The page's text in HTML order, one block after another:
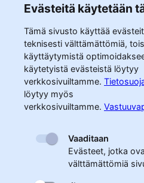
Evästeitä käytetään
Tämä sivusto käyttää
teknisesti välttämättömiä,
käyttäytymistä
käytetyistä evästeistä löytyy
verkkosivuiltamme.
löytyy myös
verkkosivuiltamme.
Vaaditaan
Evästeet, jotka
välttämättömiä